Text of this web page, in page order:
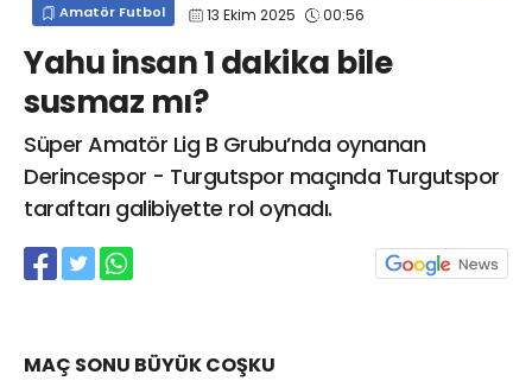
Amatör Futbol 13 Ekim 2025 00:56
Yahu insan 1 dakika bile
susmaz mı?
Süper Amatör Lig B Grubu’nda oynanan
Derincespor - Turgutspor maçında Turgutspor
taraftarı galibiyette rol oynadı.
MAÇ SONU BÜYÜK COŞKU
info@spor41.com